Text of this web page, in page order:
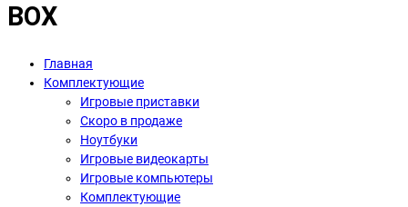
BOX
Главная
Комплектующие
Игровые приставки
Скоро в продаже
Ноутбуки
Игровые видеокарты
Игровые компьютеры
Комплектующие